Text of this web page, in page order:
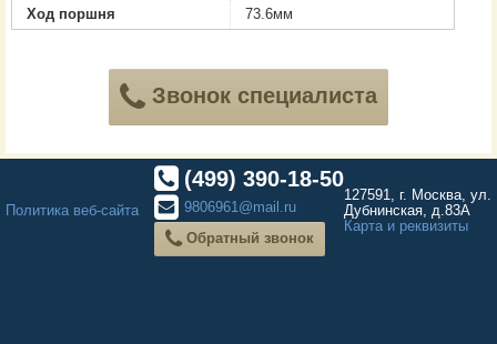
Ход поршня
73.6мм
Звонок специалиста
Политика веб-сайта
(499) 390-18-50
9806961@mail.ru
Обратный звонок
127591, г. Москва, ул.
Дубнинская, д.83А
Карта и реквизиты